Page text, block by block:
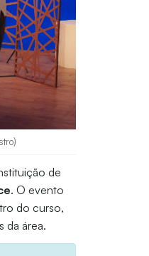
de
. O evento
do curso,
da área.